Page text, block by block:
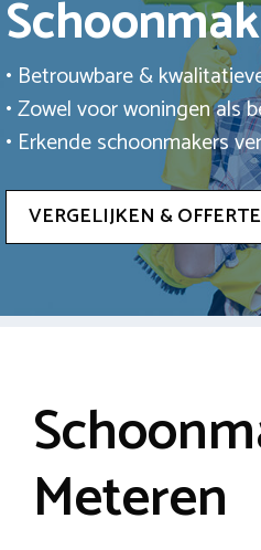
• Betrouwbare &
• Zowel voor woningen als
• Erkende schoonmakers
VERGELIJKEN &
Meteren